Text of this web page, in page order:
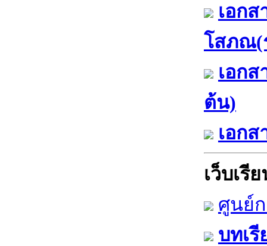
เอก
โสภณ(
เอก
ต้น)
เอก
เว็บเรี
ศูนย์
บทเ